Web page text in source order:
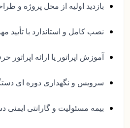
بازدید اولیه از محل پروژه و
نصب کامل و استاندارد با تأیید
آموزش اپراتور یا ارائه اپراتور
سرویس و نگهداری دوره ای
بیمه مسئولیت و گارانتی ایمنی